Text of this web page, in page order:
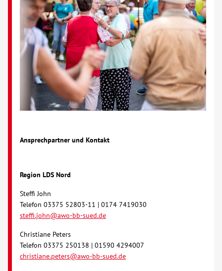
Mitmachen
Karriere
Ausbildung
Glossar
AWO BB Süd
Ansprechpartner und Kontakt
Region LDS Nord
Steffi John
Telefon 03375 52803-11 | 0174 7419030
steffi.john@awo-bb-sued.de
Christiane Peters
Telefon 03375 250138 | 01590 4294007
christiane.peters@awo-bb-sued.de